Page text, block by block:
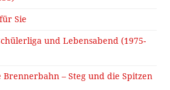
Sie
und Lebensabend (1975-
– Steg und die Spitzen